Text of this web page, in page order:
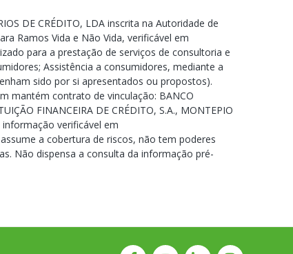
DE CRÉDITO, LDA inscrita na Autoridade de
Ramos Vida e Não Vida, verificável em
para a prestação de serviços de consultoria e
Assistência a consumidores, mediante a
sido por si apresentados ou propostos).
mantém contrato de vinculação: BANCO
FINANCEIRA DE CRÉDITO, S.A., MONTEPIO
informação verificável em
a cobertura de riscos, não tem poderes
Não dispensa a consulta da informação pré-